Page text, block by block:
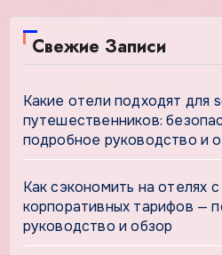
Свежие Записи
Какие отели подходят для
путешественников:
подробное руководство и
Как сэкономить на отелях
корпоративных тарифов —
руководство и обзор